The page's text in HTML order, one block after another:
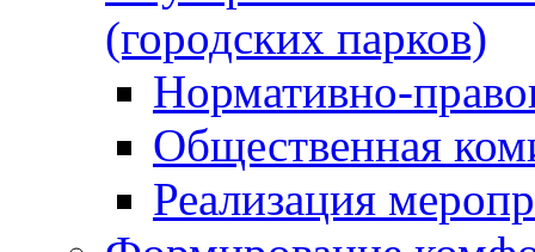
(городских парков)
Нормативно-
Общественная
Реализация